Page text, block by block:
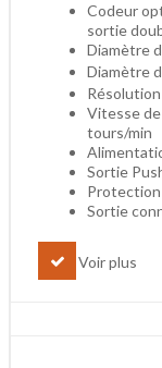
Codeur
sortie
Diamètre
Diamètre
Vitesse
tours/min
Sortie
Sortie
Voir plus